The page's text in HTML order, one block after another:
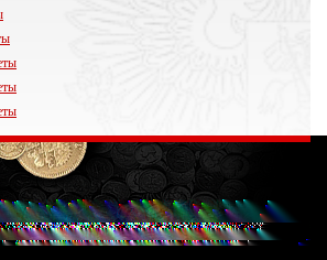
Все права защищены.
сайта (в том числе изображений)
распространение возможно только
гиперссылки на www.35kopeek.ru